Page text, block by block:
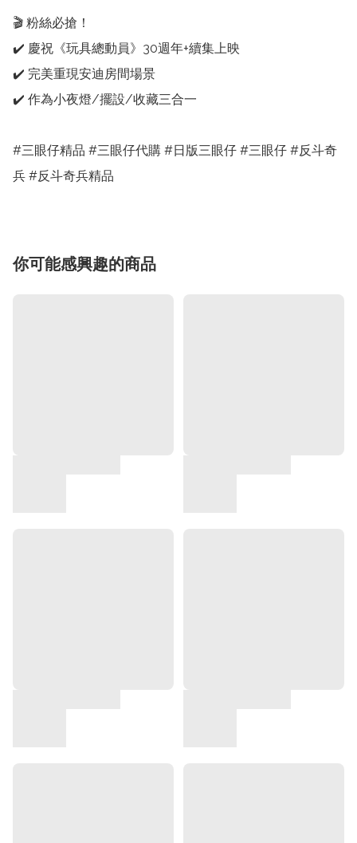
🎬 粉絲必搶！
✔️ 慶祝《玩具總動員》30週年+續集上映
✔️ 完美重現安迪房間場景
✔️ 作為小夜燈/擺設/收藏三合一
#三眼仔精品 #三眼仔代購 #日版三眼仔 #三眼仔 #反斗奇
兵 #反斗奇兵精品
你可能感興趣的商品